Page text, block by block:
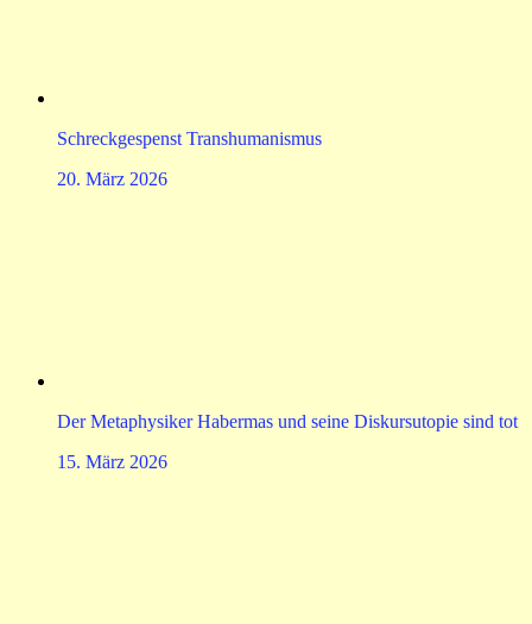
Schreckgespenst Transhumanismus
20. März 2026
Der Metaphysiker Habermas und seine Diskursutopie sind tot
15. März 2026